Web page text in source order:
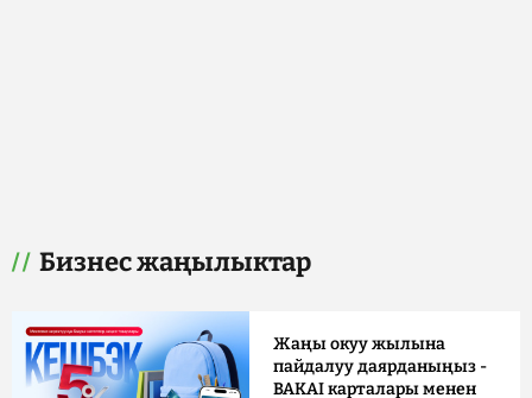
Бизнес жаңылыктар
Жаңы окуу жылына
пайдалуу даярданыңыз -
BAKAI карталары менен